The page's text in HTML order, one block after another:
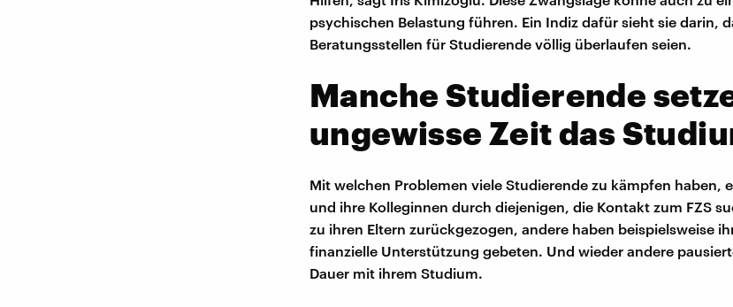
psychischen Belastung führen. Ein Indiz dafür sieht sie darin,
Beratungsstellen für Studierende völlig überlaufen seien.
Manche Studierende
ungewisse Zeit das
Mit welchen Problemen viele Studierende zu kämpfen haben,
und ihre Kolleginnen durch diejenigen, die Kontakt zum FZS
zu ihren Eltern zurückgezogen, andere haben beispielsweise
finanzielle Unterstützung gebeten. Und wieder andere
Dauer mit ihrem Studium.